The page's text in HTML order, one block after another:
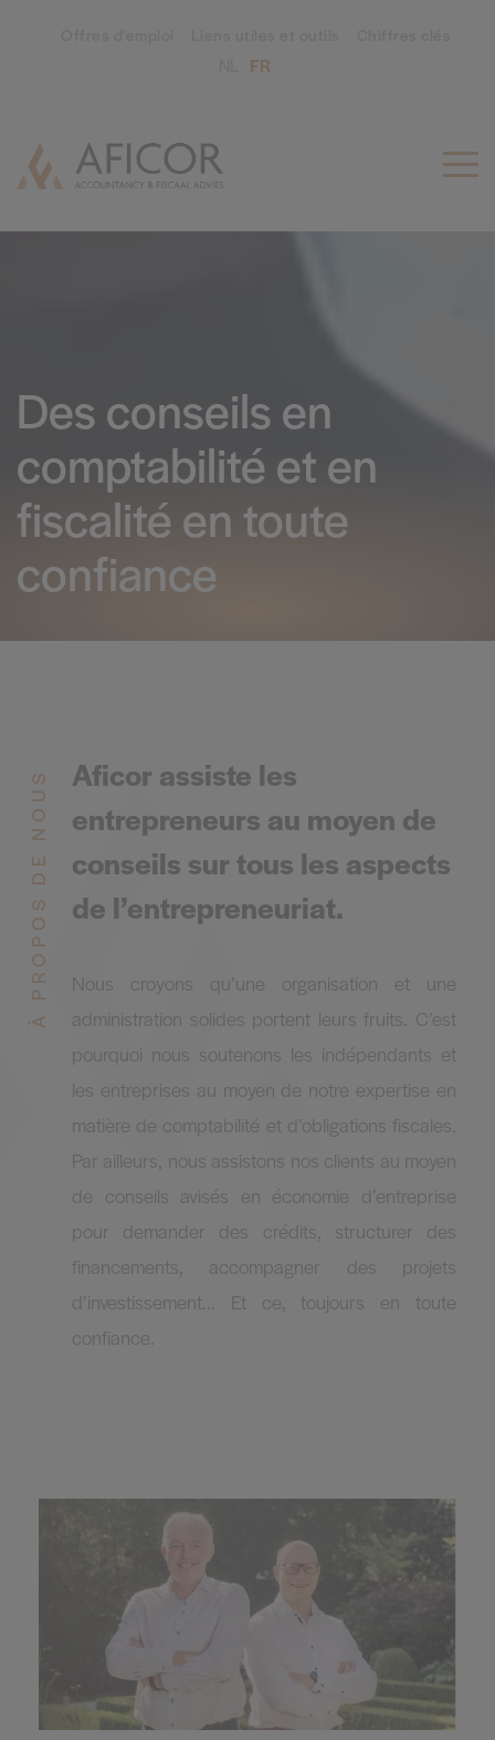
FR
Des conseils en
comptabilité et en
fiscalité en toute
confiance
À PROPOS DE NOUS
Aficor assiste les
entrepreneurs au moyen de
conseils sur tous les aspects
de l’entrepreneuriat.
Nous croyons qu’une organisation et une
administration solides portent leurs fruits. C’est
pourquoi nous soutenons les indépendants et
les entreprises au moyen de notre expertise en
matière de comptabilité et d’obligations fiscales.
Par ailleurs, nous assistons nos clients au moyen
de conseils avisés en économie d’entreprise
pour demander des crédits, structurer des
financements, accompagner des projets
d’investissement... Et ce, toujours en toute
confiance.